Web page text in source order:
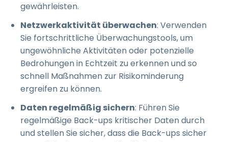
gewährleisten.
Netzwerkaktivität überwachen: Verwenden
Sie fortschrittliche Überwachungstools, um
ungewöhnliche Aktivitäten oder potenzielle
Bedrohungen in Echtzeit zu erkennen und so
schnell Maßnahmen zur Risikominderung
ergreifen zu können.
Daten regelmäßig sichern: Führen Sie
regelmäßige Back-ups kritischer Daten durch
und stellen Sie sicher, dass die Back-ups sicher